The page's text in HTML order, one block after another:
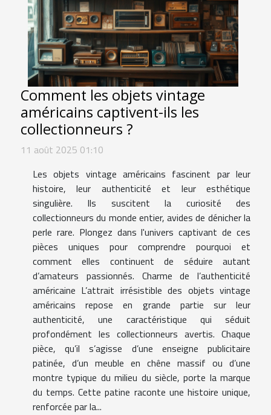
Comment les objets vintage
américains captivent-ils les
collectionneurs ?
11 août 2025 01:10
Les objets vintage américains fascinent par leur
histoire, leur authenticité et leur esthétique
singulière. Ils suscitent la curiosité des
collectionneurs du monde entier, avides de dénicher la
perle rare. Plongez dans l'univers captivant de ces
pièces uniques pour comprendre pourquoi et
comment elles continuent de séduire autant
d’amateurs passionnés. Charme de l’authenticité
américaine L’attrait irrésistible des objets vintage
américains repose en grande partie sur leur
authenticité, une caractéristique qui séduit
profondément les collectionneurs avertis. Chaque
pièce, qu’il s’agisse d’une enseigne publicitaire
patinée, d’un meuble en chêne massif ou d’une
montre typique du milieu du siècle, porte la marque
du temps. Cette patine raconte une histoire unique,
renforcée par la...